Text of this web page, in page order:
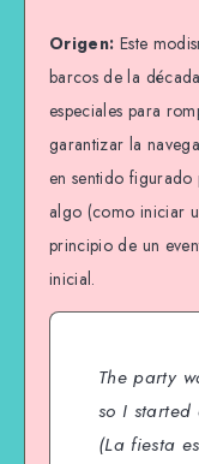
Origen: Este
barcos de la
especiales para
garantizar la
en sentido
algo (como iniciar
principio de un
inicial.
The party
so I
(La fiesta